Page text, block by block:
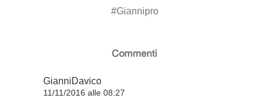
#Giannipro
Commenti
GianniDavico
11/11/2016 alle 08:27